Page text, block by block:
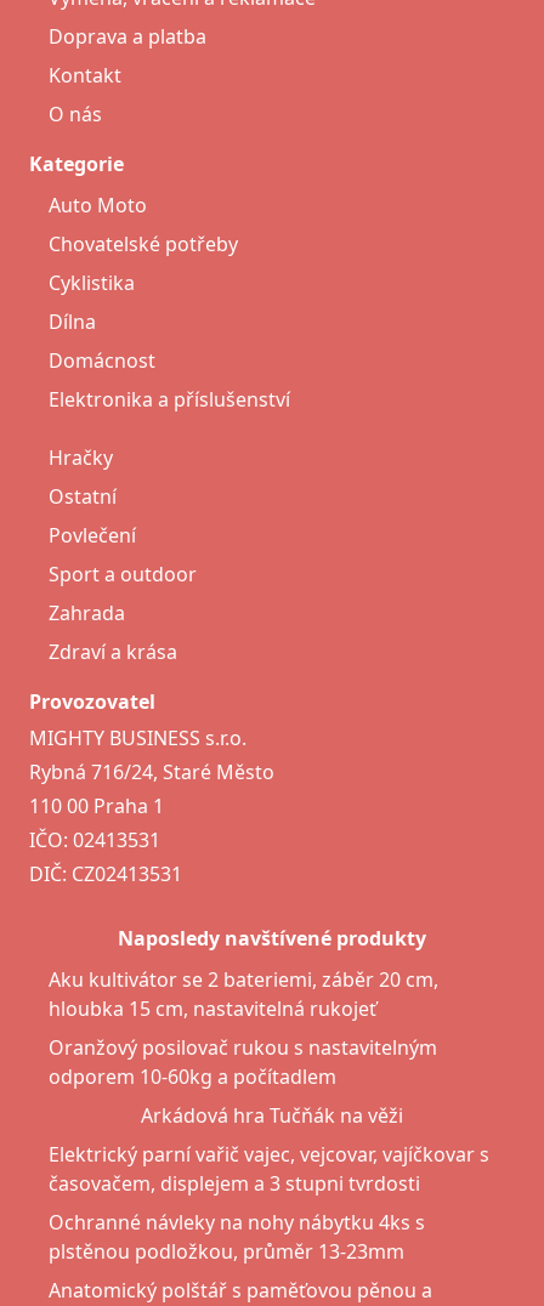
Doprava a platba
Kontakt
O nás
Kategorie
Auto Moto
Chovatelské potřeby
Cyklistika
Dílna
Domácnost
Elektronika a příslušenství
Hračky
Ostatní
Povlečení
Sport a outdoor
Zahrada
Zdraví a krása
Provozovatel
MIGHTY BUSINESS s.r.o.
Rybná 716/24, Staré Město
110 00 Praha 1
IČO: 02413531
DIČ: CZ02413531
Naposledy navštívené produkty
Aku kultivátor se 2 bateriemi, záběr 20 cm,
hloubka 15 cm, nastavitelná rukojeť
Oranžový posilovač rukou s nastavitelným
odporem 10-60kg a počítadlem
Arkádová hra Tučňák na věži
Elektrický parní vařič vajec, vejcovar, vajíčkovar s
časovačem, displejem a 3 stupni tvrdosti
Ochranné návleky na nohy nábytku 4ks s
plstěnou podložkou, průměr 13-23mm
Anatomický polštář s paměťovou pěnou a